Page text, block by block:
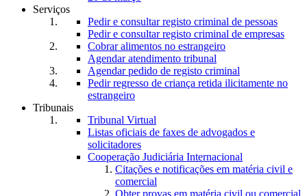
Serviços
Pedir e consultar registo criminal de pessoas
Pedir e consultar registo criminal de empresas
Cobrar alimentos no estrangeiro
Agendar atendimento tribunal
Agendar pedido de registo criminal
Pedir regresso de criança retida ilicitamente no
estrangeiro
Tribunais
Tribunal Virtual
Listas oficiais de faxes de advogados e
solicitadores
Cooperação Judiciária Internacional
Citações e notificações em matéria civil e
comercial
Obter provas em matéria civil ou comercial